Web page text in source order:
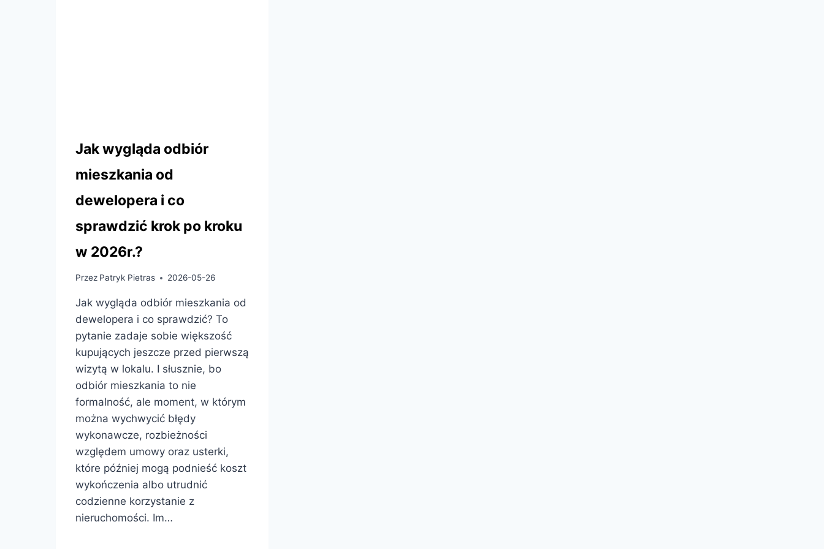
Jak wygląda odbiór
mieszkania od
dewelopera i co
sprawdzić krok po kroku
w 2026r.?
Przez Patryk Pietras 2026-05-26
Jak wygląda odbiór mieszkania od
dewelopera i co sprawdzić? To
pytanie zadaje sobie większość
kupujących jeszcze przed pierwszą
wizytą w lokalu. I słusznie, bo
odbiór mieszkania to nie
formalność, ale moment, w którym
można wychwycić błędy
wykonawcze, rozbieżności
względem umowy oraz usterki,
które później mogą podnieść koszt
wykończenia albo utrudnić
codzienne korzystanie z
nieruchomości. Im…